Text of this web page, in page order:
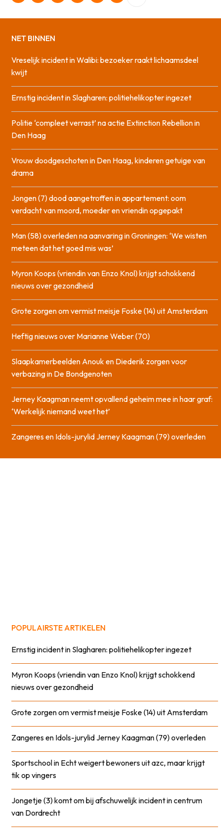
NET BINNEN
Vreselijk incident in Walibi: bezoeker raakt lichaamsdeel
kwijt
Ernstig incident in Slagharen: politiehelikopter ingezet
Politie ‘compleet verrast’ na actie Extinction Rebellion in
Den Haag
Vrouw doodgeschoten in Den Haag, kinderen getuige van
drama
Jongen (7) dood aangetroffen in appartement: oom
verdacht van moord, moeder en vriendin opgepakt
Man (58) overleden na aanvaring in Groningen: ‘We wisten
meteen dat het goed mis was’
Myron Koops (vriendin van Enzo Knol) krijgt schokkend
nieuws over gezondheid
Grote zorgen om vermist meisje Foske (14) uit Amsterdam
Heftig nieuws over Marianne Weber (70)
Slaapkamerbeelden Anouk en Diederik zorgen voor
verbazing in De Bondgenoten
Jerney Kaagman neemt opvallend geheim mee in haar graf:
‘Werkelijk niemand weet het’
Zangeres en Idols-jurylid Jerney Kaagman (79) overleden
POPULAIRSTE ARTIKELEN
Ernstig incident in Slagharen: politiehelikopter ingezet
Myron Koops (vriendin van Enzo Knol) krijgt schokkend
nieuws over gezondheid
Grote zorgen om vermist meisje Foske (14) uit Amsterdam
Zangeres en Idols-jurylid Jerney Kaagman (79) overleden
Sportschool in Echt weigert bewoners uit azc, maar krijgt
tik op vingers
Jongetje (3) komt om bij afschuwelijk incident in centrum
van Dordrecht